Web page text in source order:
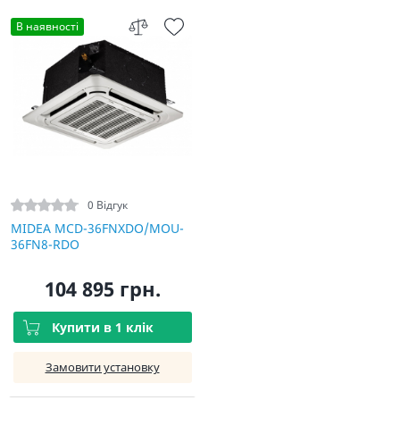
В наявності
0 Відгук
MIDEA MCD-36FNXDO/MOU-
36FN8-RDO
104 895 грн.
Купити в 1 клік
Замовити установку